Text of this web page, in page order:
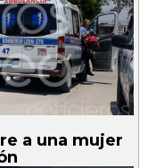
a una mujer